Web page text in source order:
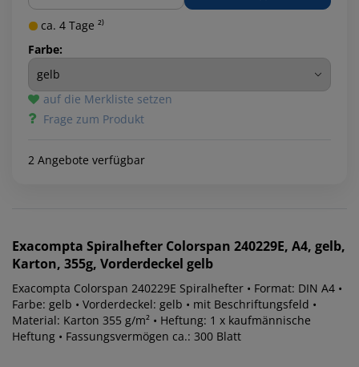
ca. 4 Tage ²⁾
Farbe:
auf die Merkliste setzen
Frage zum Produkt
2 Angebote verfügbar
Exacompta Spiralhefter Colorspan 240229E, A4, gelb,
Karton, 355g, Vorderdeckel gelb
Exacompta Colorspan 240229E Spiralhefter • Format: DIN A4 •
Farbe: gelb • Vorderdeckel: gelb • mit Beschriftungsfeld •
Material: Karton 355 g/m² • Heftung: 1 x kaufmännische
Heftung • Fassungsvermögen ca.: 300 Blatt